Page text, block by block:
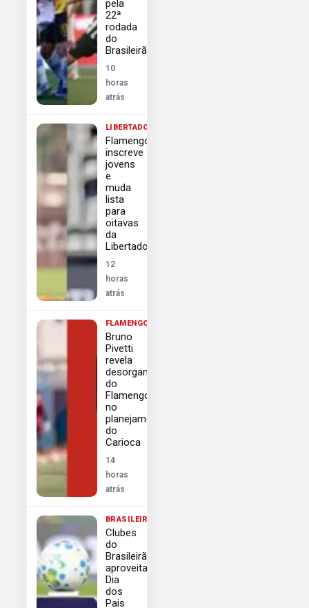
pela
22ª
rodada
do
Brasileirão
10
horas
atrás
LIBERTADORES
Flamengo
inscreve
jovens
e
muda
lista
para
oitavas
da
Libertadores
12
horas
atrás
FLAMENGO
Bruno
Pivetti
revela
desorganização
do
Flamengo
no
planejamento
do
Carioca
14
horas
atrás
BRASILEIRÃO
Clubes
do
Brasileirão
aproveitam
Dia
dos
Pais